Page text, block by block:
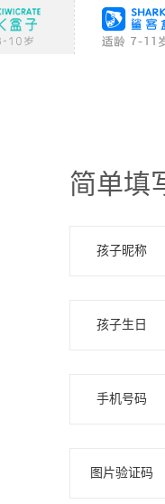
简单填
孩子昵称
孩子生日
手机号码
图片验证码